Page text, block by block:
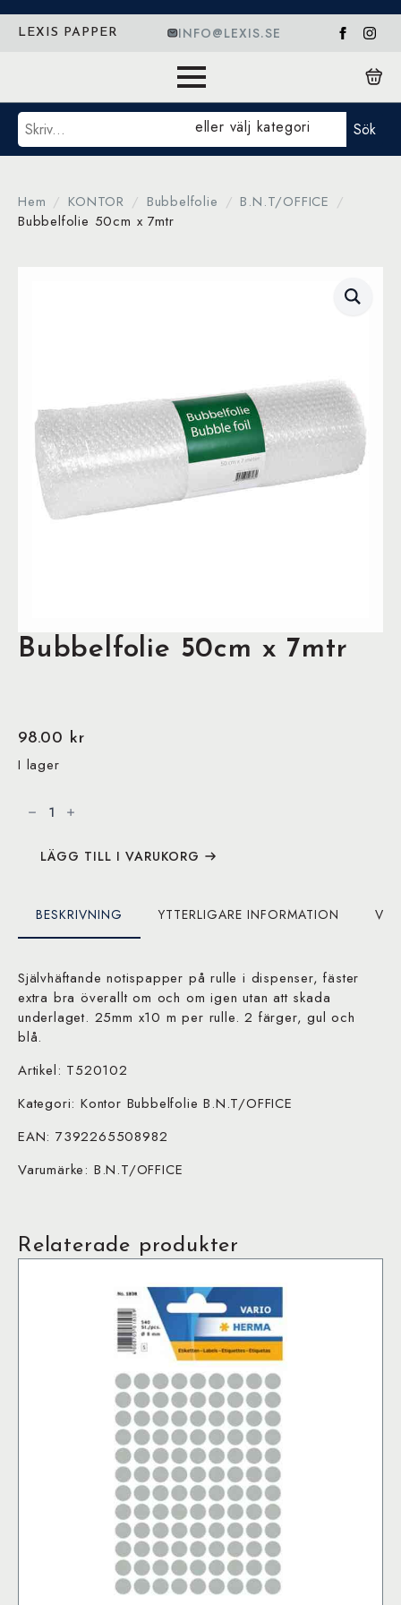
LEXIS PAPPER INFO@LEXIS.SE
Sök eller välj kategori Sök
Hem KONTOR Bubbelfolie
B.N.T/OFFICE
Bubbelfolie 50cm x 7mtr
Bubbelfolie 50cm x 7mtr
98.00 kr
I lager
50cm
LÄGG TILL I VARUKORG
BESKRIVNING YTTERLIGARE INFORMATION
Självhäftande notispapper på rulle i dispenser, fäster
extra bra överallt om och om igen utan att skada
underlaget. 25mm x10 m per rulle. 2 färger, gul och
blå.
Artikel: T520102
Kategori: Kontor Bubbelfolie B.N.T/OFFICE
EAN: 7392265508982
Varumärke: B.N.T/OFFICE
Relaterade produkter